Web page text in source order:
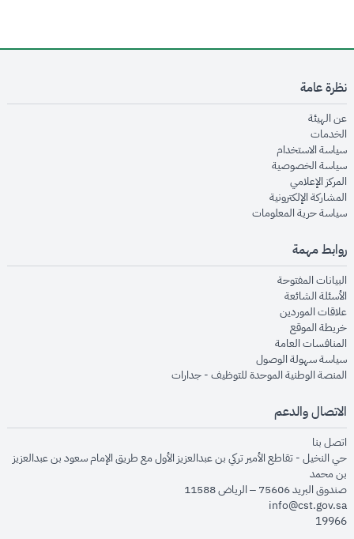
نظرة عامة
عن الهيئةopens in new window
الخدماتopens in new window
سياسة الاستخدام
سياسة الخصوصيةopens in new window
المركز الإعلاميopens in new window
المشاركة الإلكترونيةopens in new window
سياسة حرية المعلوماتopens in new window
روابط مهمة
البيانات المفتوحةopens in new window
الأسئلة الشائعةopens in new window
علاقات الموردينopens in new window
خريطة الموقعopens in new window
المنافسات العامةopens in new window
سياسة سهولة الوصولopens in new window
المنصة الوطنية الموحدة للتوظيف - جداراتopens in new window
الاتصال والدعم
اتصل بنا
حي النخيل - تقاطع الأمير تركي بن عبدالعزيز الأول مع طريق الإمام سعود بن عبدالعزيز
بن محمد
صندوق البريد 75606 – الرياض 11588
info@cst.gov.sa
19966